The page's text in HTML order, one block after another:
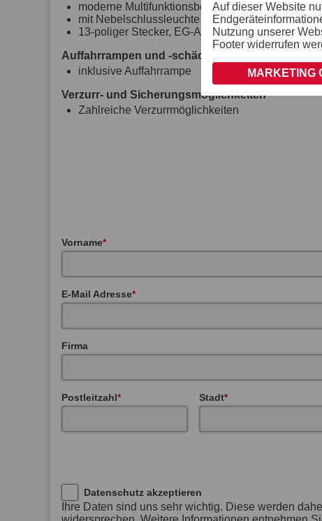
moderne Multifunktionsbeleuchtung
mit Nebelschlussleuchte
13-poliger Stecker, EG-Ausstattung
Auffahrrampen und -schächte
inklusive Auffahrrampe
Verzurr- und Sicherungsmöglichkeiten
Zahlreiche Verzurrmöglichkeiten
Vorname
E-Mail Adresse
Firma
Postleitzahl Stadt
Datenschutz akzeptieren
Ihre Daten sind uns sehr wichtig. Diese werden
Auf dieser Website
Nutzung unserer
Footer widerrufen
MARKETING